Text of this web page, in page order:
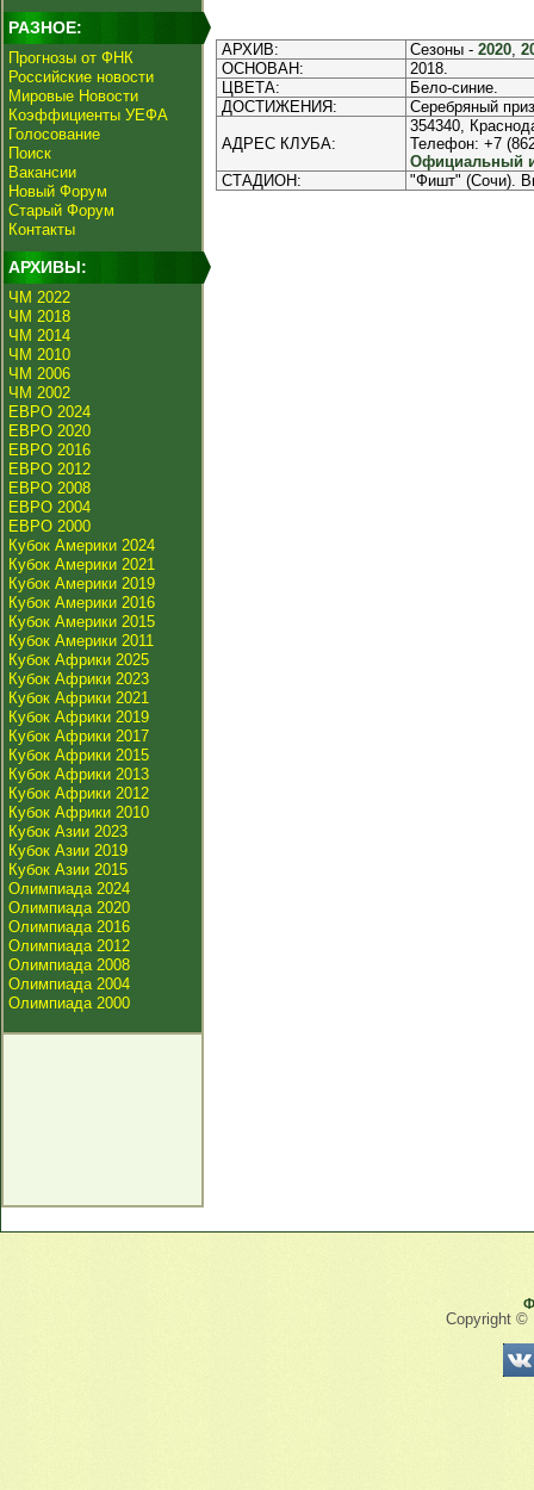
РАЗНОЕ:
Прогнозы от ФНК
Российские новости
Мировые Новости
Коэффициенты УЕФА
Голосование
Поиск
Вакансии
Новый Форум
Старый Форум
Контакты
АРХИВЫ:
ЧМ 2022
ЧМ 2018
ЧМ 2014
ЧМ 2010
ЧМ 2006
ЧМ 2002
ЕВРО 2024
ЕВРО 2020
ЕВРО 2016
ЕВРО 2012
ЕВРО 2008
ЕВРО 2004
ЕВРО 2000
Кубок Америки 2024
Кубок Америки 2021
Кубок Америки 2019
Кубок Америки 2016
Кубок Америки 2015
Кубок Америки 2011
Кубок Африки 2025
Кубок Африки 2023
Кубок Африки 2021
Кубок Африки 2019
Кубок Африки 2017
Кубок Африки 2015
Кубок Африки 2013
Кубок Африки 2012
Кубок Африки 2010
Кубок Азии 2023
Кубок Азии 2019
Кубок Азии 2015
Олимпиада 2024
Олимпиада 2020
Олимпиада 2016
Олимпиада 2012
Олимпиада 2008
Олимпиада 2004
Олимпиада 2000
АРХИВ: Сезоны - 2020,
ОСНОВАН:
2018.
ЦВЕТА:
Бело-синие.
ДОСТИЖЕНИЯ:
Серебряный
АДРЕС КЛУБА:
354340,
Телефон: +7
Официальный
СТАДИОН:
"Фишт" (Сочи).
Copyright ©